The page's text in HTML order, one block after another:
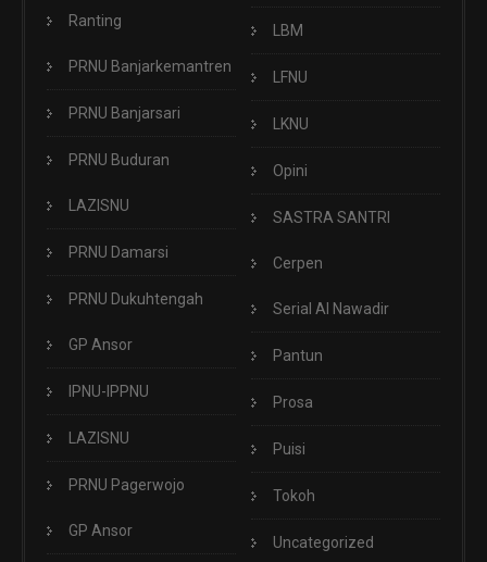
Ranting
PRNU Banjarkemantren
PRNU Banjarsari
PRNU Buduran
LAZISNU
PRNU Damarsi
PRNU Dukuhtengah
GP Ansor
IPNU-IPPNU
LAZISNU
PRNU Pagerwojo
GP Ansor
LBM
LFNU
LKNU
Opini
SASTRA SANTRI
Cerpen
Serial Al Nawadir
Pantun
Prosa
Puisi
Tokoh
Uncategorized